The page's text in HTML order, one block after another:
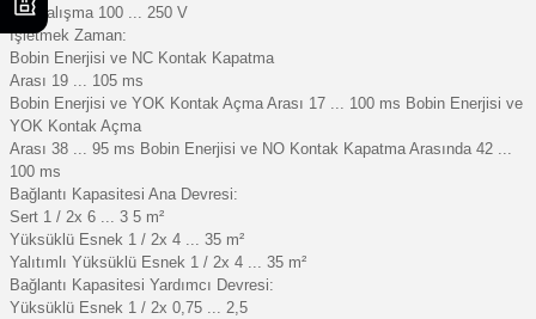
DC Çalışma 100 ... 250 V
İşletmek Zaman:
Bobin Enerjisi ve NC Kontak Kapatma
Arası 19 ... 105 ms
Bobin Enerjisi ve YOK Kontak Açma Arası 17 ... 100 ms Bobin Enerjisi ve
YOK Kontak Açma
Arası 38 ... 95 ms Bobin Enerjisi ve NO Kontak Kapatma Arasında 42 ...
100 ms
Bağlantı Kapasitesi Ana Devresi:
Sert 1 / 2x 6 ... 3 5 m²
Yüksüklü Esnek 1 / 2x 4 ... 35 m²
Yalıtımlı Yüksüklü Esnek 1 / 2x 4 ... 35 m²
Bağlantı Kapasitesi Yardımcı Devresi:
Yüksüklü Esnek 1 / 2x 0,75 ... 2,5